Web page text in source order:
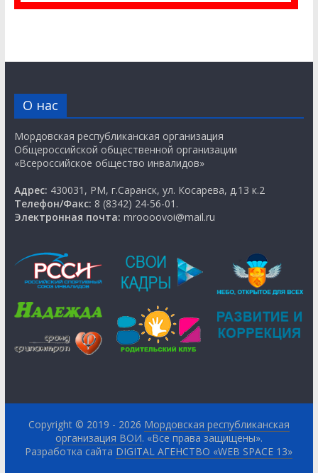
О нас
Мордовская республиканская организация
Общероссийской общественной организации
«Всероссийское общество инвалидов»
Адрес: 430031, РМ, г.Саранск, ул. Косарева, д.13 к.2
Телефон/Факс: 8 (8342) 24-56-01.
Электронная почта: mroooovoi@mail.ru
Copyright © 2019 - 2026 Мордовская республиканская
организация ВОИ. «Все права защищены».
Разработка сайта DIGITAL АГЕНСТВО «WEB SPACE 13»